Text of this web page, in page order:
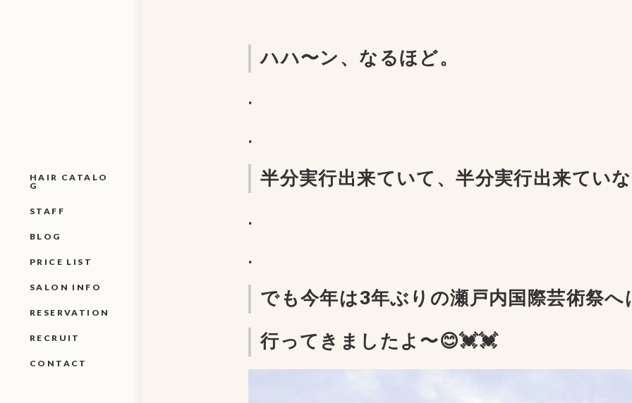
ハハ〜ン、なるほど。
.
.
半分実行出来ていて、半分実行出来てい
.
.
でも今年は3年ぶりの瀬戸内国際芸術祭へ
行ってきましたよ〜😊💓💓
HAIR CATALO
G
STAFF
BLOG
PRICE LIST
SALON INFO
RESERVATION
RECRUIT
CONTACT